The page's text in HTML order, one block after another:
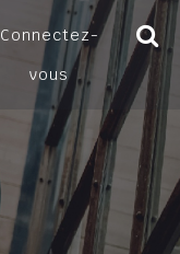
Connectez-
vous